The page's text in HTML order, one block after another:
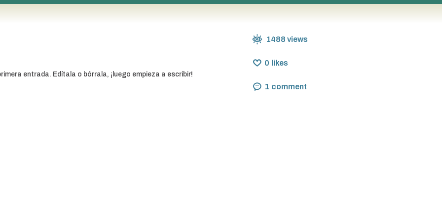
entrada. Edítala o bórrala, ¡luego empieza a escribir!
1488 views
0 likes
1 comment